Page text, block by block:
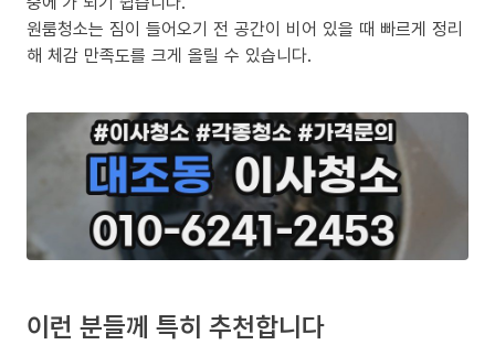
원룸청소는 짐이 들어오기 전 공간이 비어 있을 때 빠르게 정리
해 체감 만족도를 크게 올릴 수 있습니다.
이런 분들께 특히 추천합니다